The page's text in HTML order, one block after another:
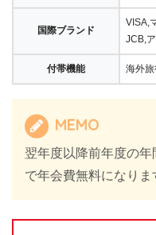
国際ブランド
VISA,
JCB,
付帯機能 海外
MEMO
翌年度以降前年度の
で年会費無料になりま